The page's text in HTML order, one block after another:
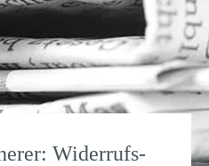
Widerrufs-